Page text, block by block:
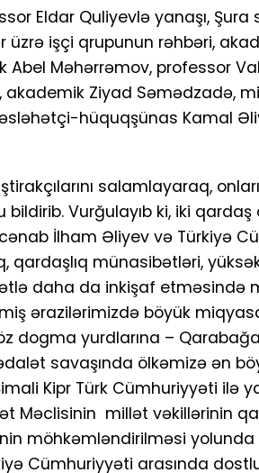
Eldar Quliyevlə yanaşı, Şura
üzrə işçi qrupunun rəhbəri,
Məhərrəmov, professor
akademik Ziyad Səmədzadə,
hüquqşünas Kamal
salamlayaraq,
Vurğulayıb ki, iki qardaş
İlham Əliyev və Türkiyə
münasibətləri,
daha da inkişaf etməsində
ərazilərimizdə böyük
dogma yurdlarına –
savaşında ölkəmizə ən
Kipr Türk Cümhuriyyəti ilə
Məclisinin millət vəkillərinin
möhkəmləndirilməsi
Cümhuriyyəti arasında